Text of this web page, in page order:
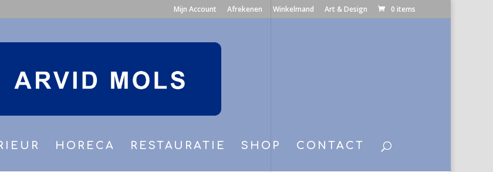
Mijn Account Afrekenen Winkelmand Art & Design 0 items
HORECA RESTAURATIE SHOP CONTACT